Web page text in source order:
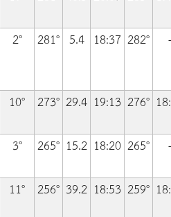
2° 281° 5.4 18:37 282° -
10° 273° 29.4 19:13 276°
3° 265° 15.2 18:20 265°
-
11° 256° 39.2 18:53 259°